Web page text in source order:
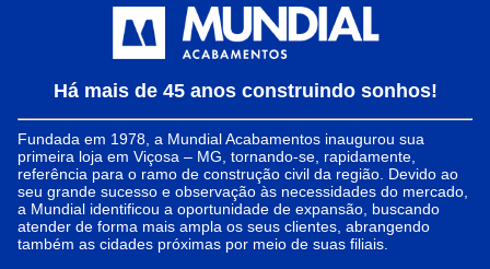
Há mais de 45 anos construindo sonhos!
Fundada em 1978, a Mundial Acabamentos inaugurou sua
primeira loja em Viçosa – MG, tornando-se, rapidamente,
referência para o ramo de construção civil da região. Devido ao
seu grande sucesso e observação às necessidades do mercado,
a Mundial identificou a oportunidade de expansão, buscando
atender de forma mais ampla os seus clientes, abrangendo
também as cidades próximas por meio de suas filiais.